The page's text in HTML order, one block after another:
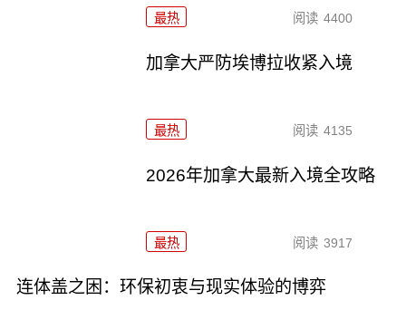
最热 阅读 4400
加拿大严防埃博拉收紧入境
最热 阅读 4135
2026年加拿大最新入境全攻略
最热 阅读 3917
连体盖之困：环保初衷与现实体验的博弈